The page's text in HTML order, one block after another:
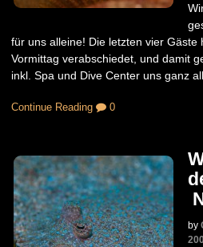
für uns alleine! Die letzten vier Gäste
Vormittag verabschiedet, und damit
inkl. Spa und Dive Center uns ganz
Continue Reading 0
by